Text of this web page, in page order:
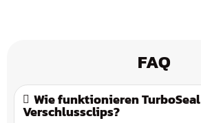
FAQ
Wie funktionieren TurboSeal
Verschlussclips?